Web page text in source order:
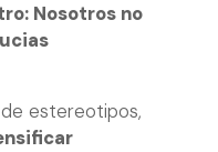
Nosotros no
estereotipos,